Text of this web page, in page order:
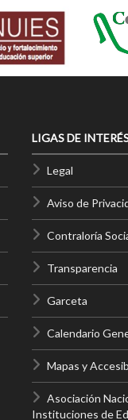
LIGAS DE
Legal
Aviso de
Contraloría
Transparencia
Garceta
Calendario
Mapas y
Asociación
Instituciones de